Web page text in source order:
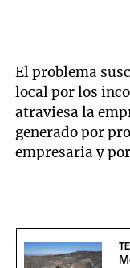
El problema
local por los
atraviesa la
generado por
empresaria y